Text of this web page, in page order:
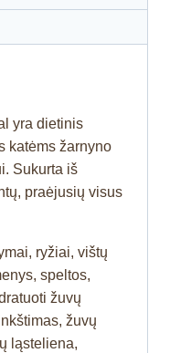
yra dietinis
katėms žarnyno
Sukurta iš
praėjusių visus
ryžiai, vištų
speltos,
žuvų
žuvų
ląsteliena,